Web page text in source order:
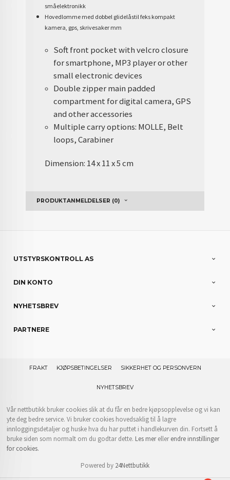
småelektronikk
Hovedlomme med dobbel glidelåstil feks kompakt
kamera, gps, skrivesaker mm
Soft front pocket with velcro closure
for smartphone, MP3 player or other
small electronic devices
Double zipper main padded
compartment for digital camera, GPS
and other accessories
Multiple carry options: MOLLE, Belt
loops, Carabiner
Dimension: 14 x 11 x 5 cm
PRODUKTANMELDELSER (0)
UTSTYRSKONTROLL AS
DIN KONTO
NYHETSBREV
PARTNERE
FRAKT KJØPSBETINGELSER SIKKERHET OG PERSONVERN
NYHETSBREV
Vår nettbutikk bruker cookies slik at du får en bedre kjøpsopplevelse og vi kan
yte deg bedre service. Vi bruker cookies hovedsaklig til å lagre
innloggingsdetaljer og huske hva du har puttet i handlekurven din. Fortsett å
bruke siden som normalt om du godtar dette. Les merellerendre innstillinger
for cookies.
Powered by 24Nettbutikk